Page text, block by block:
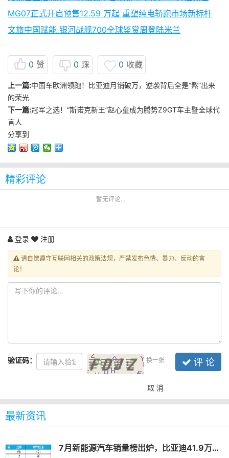
MG07正式开启预售12.59 万起 重塑纯电轿跑市场新标杆
文旅中国赋能 银河战舰700全球鉴赏周登陆米兰
0 赞 0 踩 0 收藏
上一篇:中国车欧洲领跑！比亚迪月销破万，逆袭背后全是“熬”出来
的荣光
下一篇:冠军之选！“斯诺克新王”赵心童成为腾势Z9GT车主暨全球代
言人
分享到
精彩评论
暂无评论...
登录 注册
请自觉遵守互联网相关的政策法规，严禁发布色情、暴力、反动的言
论！
验证码： 换一张 评 论
取 消
最新资讯
7月新能源汽车销量榜出炉，比亚迪41.9万辆稳居榜首